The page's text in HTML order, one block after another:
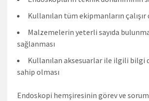
Kullanılan tüm ekipmanların çalışır
Malzemelerin yeterli sayıda
sağlanması
Kullanılan aksesuarlar ile ilgili bilgi
sahip olması
Endoskopi hemşiresinin görev ve